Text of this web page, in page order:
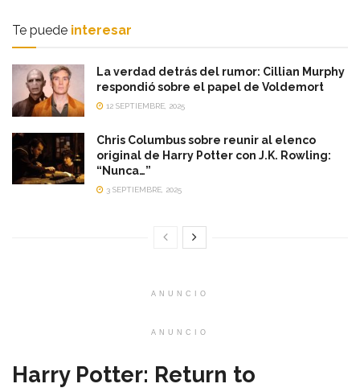
Te puede interesar
La verdad detrás del rumor: Cillian Murphy
respondió sobre el papel de Voldemort
12 SEPTIEMBRE, 2025
Chris Columbus sobre reunir al elenco
original de Harry Potter con J.K. Rowling:
“Nunca…”
3 SEPTIEMBRE, 2025
ANUNCIO
ANUNCIO
Harry Potter: Return to